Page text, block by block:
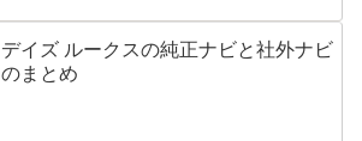
デイズ ルークスの純正ナビと社外ナビ
のまとめ